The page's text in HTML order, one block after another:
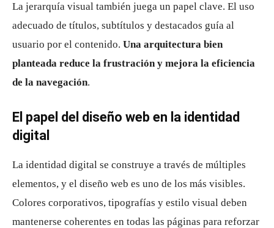
La jerarquía visual también juega un papel clave. El uso
adecuado de títulos, subtítulos y destacados guía al
usuario por el contenido. Una arquitectura bien
planteada reduce la frustración y mejora la eficiencia
de la navegación.
El papel del diseño web en la identidad
digital
La identidad digital se construye a través de múltiples
elementos, y el diseño web es uno de los más visibles.
Colores corporativos, tipografías y estilo visual deben
mantenerse coherentes en todas las páginas para reforzar